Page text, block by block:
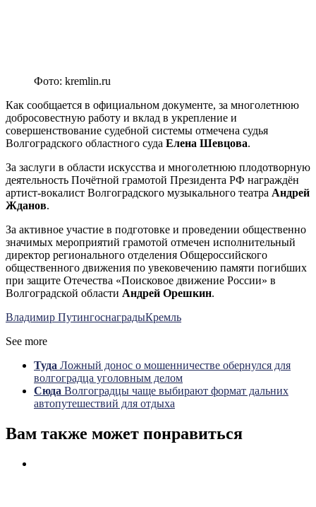
Фото: kremlin.ru
Как сообщается в официальном документе, за многолетнюю
добросовестную работу и вклад в укрепление и
совершенствование судебной системы отмечена судья
Волгоградского областного суда Елена Шевцова.
За заслуги в области искусства и многолетнюю плодотворную
деятельность Почётной грамотой Президента РФ награждён
артист-вокалист Волгоградского музыкального театра Андрей
Жданов.
За активное участие в подготовке и проведении общественно
значимых мероприятий грамотой отмечен исполнительный
директор регионального отделения Общероссийского
общественного движения по увековечению памяти погибших
при защите Отечества «Поисковое движение России» в
Волгоградской области Андрей Орешкин.
Владимир ПутингоснаградыКремль
See more
Туда Ложный донос о мошенничестве обернулся для
волгоградца уголовным делом
Сюда Волгоградцы чаще выбирают формат дальних
автопутешествий для отдыха
Вам также может понравиться